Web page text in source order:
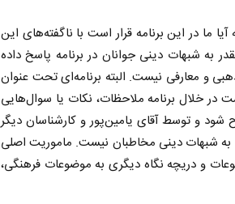
ما در این برنامه قرار است با ناگفته‌های این
به شبهات دینی جوانان در برنامه پاسخ داده
و معارفی نیست. البته برنامه‌ای تحت عنوان
خلال برنامه ملاحظات، نکات یا سوال‌هایی
و توسط آقای یامین‌پور و کارشناسان دیگر
به شبهات دینی مخاطبان نیست. ماموریت اصلی
و دریچه نگاه دیگری به موضوعات فرهنگی،